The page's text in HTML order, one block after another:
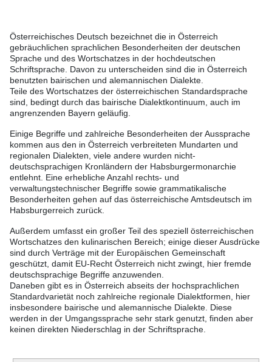
Österreichisches Deutsch bezeichnet die in Österreich
gebräuchlichen sprachlichen Besonderheiten der deutschen
Sprache und des Wortschatzes in der hochdeutschen
Schriftsprache. Davon zu unterscheiden sind die in Österreich
benutzten bairischen und alemannischen Dialekte.
Teile des Wortschatzes der österreichischen Standardsprache
sind, bedingt durch das bairische Dialektkontinuum, auch im
angrenzenden Bayern geläufig.
Einige Begriffe und zahlreiche Besonderheiten der Aussprache
kommen aus den in Österreich verbreiteten Mundarten und
regionalen Dialekten, viele andere wurden nicht-
deutschsprachigen Kronländern der Habsburgermonarchie
entlehnt. Eine erhebliche Anzahl rechts- und
verwaltungstechnischer Begriffe sowie grammatikalische
Besonderheiten gehen auf das österreichische Amtsdeutsch im
Habsburgerreich zurück.
Außerdem umfasst ein großer Teil des speziell österreichischen
Wortschatzes den kulinarischen Bereich; einige dieser Ausdrücke
sind durch Verträge mit der Europäischen Gemeinschaft
geschützt, damit EU-Recht Österreich nicht zwingt, hier fremde
deutschsprachige Begriffe anzuwenden.
Daneben gibt es in Österreich abseits der hochsprachlichen
Standardvarietät noch zahlreiche regionale Dialektformen, hier
insbesondere bairische und alemannische Dialekte. Diese
werden in der Umgangssprache sehr stark genutzt, finden aber
keinen direkten Niederschlag in der Schriftsprache.